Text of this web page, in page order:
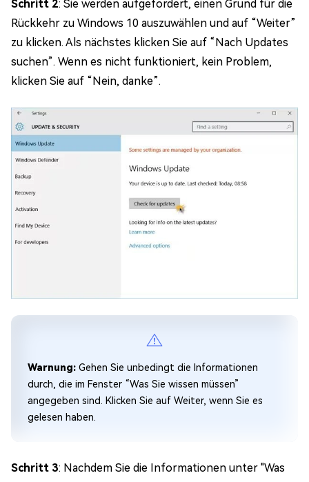
Schritt 2: Sie werden aufgefordert, einen Grund für die
Rückkehr zu Windows 10 auszuwählen und auf “Weiter”
zu klicken. Als nächstes klicken Sie auf “Nach Updates
suchen”. Wenn es nicht funktioniert, kein Problem,
klicken Sie auf “Nein, danke”.
Warnung: Gehen Sie unbedingt die Informationen
durch, die im Fenster “Was Sie wissen müssen”
angegeben sind. Klicken Sie auf Weiter, wenn Sie es
gelesen haben.
Schritt 3: Nachdem Sie die Informationen unter "Was